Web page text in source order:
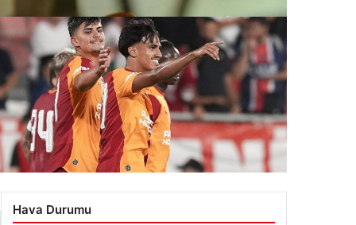
2026 Güncel Altın Fiyatları ve Analizi
10:38
Armando Güner: ‘Kendimi herkese göstermek
11:38
Hava Durumu